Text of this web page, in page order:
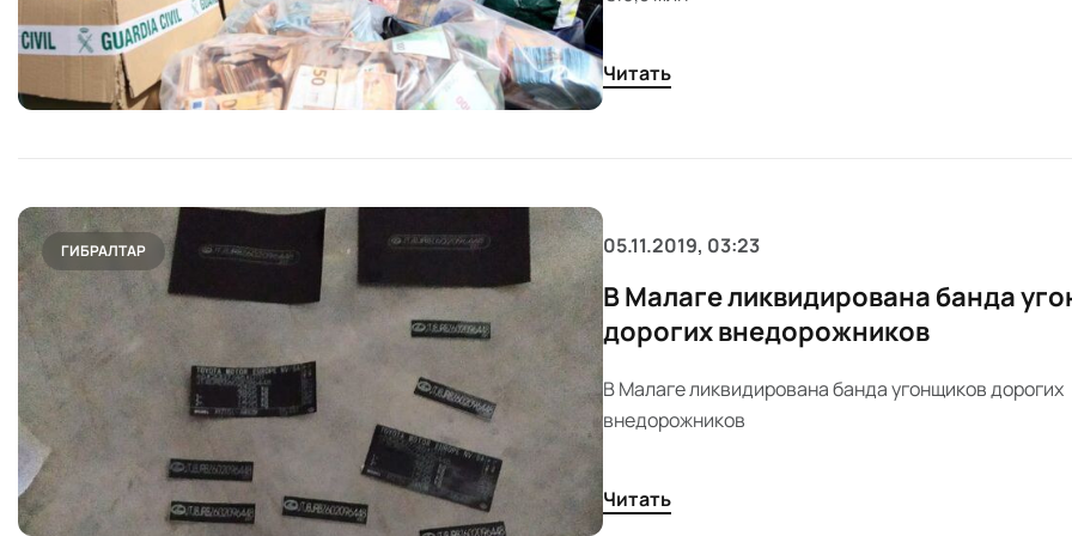
Читать
ГИБРАЛТАР 05.11.2019, 03:23
В Малаге ликвидирована банда
дорогих внедорожников
В Малаге ликвидирована банда угонщиков дорогих
внедорожников
Читать